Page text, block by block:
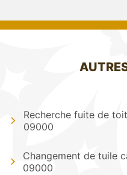
Recherche fuite de
09000
Changement de tuile
09000